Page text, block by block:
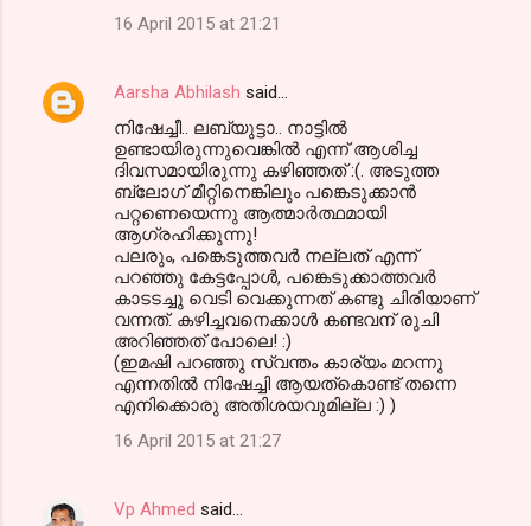
16 April 2015 at 21:21
Aarsha Abhilash said…
നിഷേച്ചീ.. ലബ്യുട്ടാ.. നാട്ടില്‍
ഉണ്ടായിരുന്നുവെങ്കില്‍ എന്ന് ആശിച്ച
ദിവസമായിരുന്നു കഴിഞ്ഞത് :(. അടുത്ത
ബ്ലോഗ്‌ മീറ്റിനെങ്കിലും പങ്കെടുക്കാന്‍
പറ്റണെയെന്നു ആത്മാര്‍ത്ഥമായി
ആഗ്രഹിക്കുന്നു!
പലരും, പങ്കെടുത്തവര്‍ നല്ലത് എന്ന്
പറഞ്ഞു കേട്ടപ്പോള്‍, പങ്കെടുക്കാത്തവര്‍
കാടടച്ചു വെടി വെക്കുന്നത് കണ്ടു ചിരിയാണ്
വന്നത്. കഴിച്ചവനെക്കാള്‍ കണ്ടവന് രുചി
അറിഞ്ഞത് പോലെ! :)
(ഇമഷി പറഞ്ഞു സ്വന്തം കാര്യം മറന്നു
എന്നതില്‍ നിഷേച്ചി ആയത്കൊണ്ട് തന്നെ
എനിക്കൊരു അതിശയവുമില്ല :) )
16 April 2015 at 21:27
Vp Ahmed said…